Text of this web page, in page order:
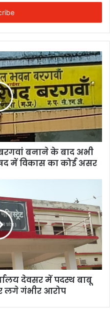
बनाने के बाद अभी
में विकास का कोई असर
देवसर में पदस्थ बाबू
लगे गंभीर आरोप